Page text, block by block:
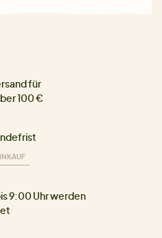
für
100 €
9:00 Uhr werden